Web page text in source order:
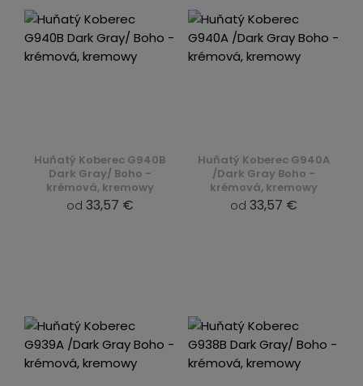
Huňatý Koberec G940B
Dark Gray/ Boho -
krémová, kremowy
od 33,57 €
Huňatý Koberec G940A
/Dark Gray Boho -
krémová, kremowy
od 33,57 €